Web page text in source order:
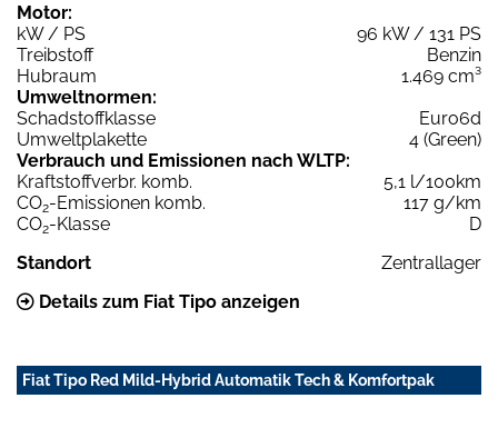
Motor:
kW / PS
96 kW / 131 PS
Treibstoff
Benzin
Hubraum
1.469 cm³
Umweltnormen:
Schadstoffklasse
Euro6d
Umweltplakette
4 (Green)
Verbrauch und Emissionen nach WLTP:
Kraftstoffverbr. komb.
5,1 l/100km
CO2-Emissionen komb.
117 g/km
CO2-Klasse
D
Standort
Zentrallager
Details zum Fiat Tipo anzeigen
Fiat Tipo Red Mild-Hybrid Automatik Tech & Komfortpak